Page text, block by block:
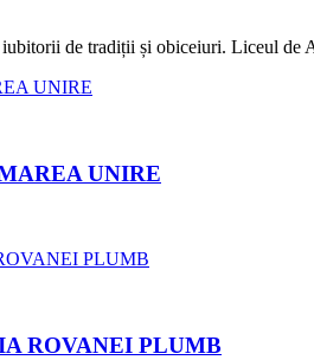
de tradiții și obiceiuri. Liceul de
UNIRE
ROVANEI PLUMB